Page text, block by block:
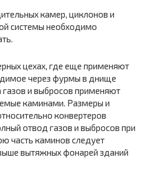
камер, циклонов и
системы необходимо
цехах, где еще применяют
через фурмы в днище
и выбросов применяют
каминами. Размеры и
конвертеров
отвод газов и выбросов при
часть каминов следует
вытяжных фонарей зданий